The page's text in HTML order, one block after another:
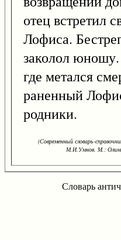
отец встретил
Лофиса.
заколол
где метался
раненный
родники.
(Современный словарь-
М.И.Умнов. М.:
Словарь